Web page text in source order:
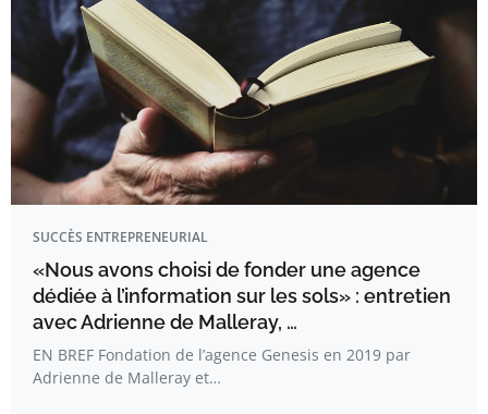
SUCCÈS ENTREPRENEURIAL
«Nous avons choisi de fonder une agence
dédiée à l’information sur les sols» : entretien
avec Adrienne de Malleray, …
EN BREF Fondation de l’agence Genesis en 2019 par
Adrienne de Malleray et…